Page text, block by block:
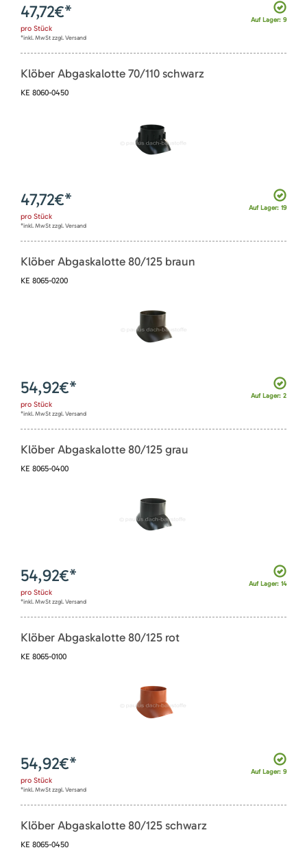
Auf Lager: 9
47,72€*
pro Stück
*inkl. MwSt zzgl. Versand
Klöber Abgaskalotte 70/110 schwarz
KE 8060-0450
Auf Lager: 19
47,72€*
pro Stück
*inkl. MwSt zzgl. Versand
Klöber Abgaskalotte 80/125 braun
KE 8065-0200
Auf Lager: 2
54,92€*
pro Stück
*inkl. MwSt zzgl. Versand
Klöber Abgaskalotte 80/125 grau
KE 8065-0400
Auf Lager: 14
54,92€*
pro Stück
*inkl. MwSt zzgl. Versand
Klöber Abgaskalotte 80/125 rot
KE 8065-0100
Auf Lager: 9
54,92€*
pro Stück
*inkl. MwSt zzgl. Versand
Klöber Abgaskalotte 80/125 schwarz
KE 8065-0450